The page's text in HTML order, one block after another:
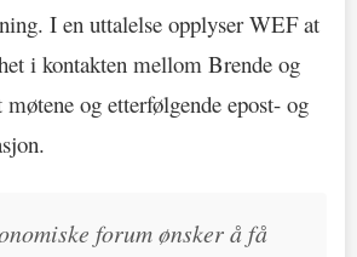
I en uttalelse opplyser WEF at
i kontakten mellom Brende og
og etterfølgende epost- og
forum ønsker å få